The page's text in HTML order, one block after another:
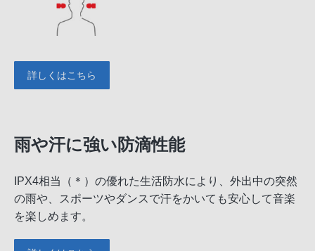
詳しくはこちら
雨や汗に強い防滴性能
IPX4相当（＊）の優れた生活防水により、外出中の突然
の雨や、スポーツやダンスで汗をかいても安心して音楽
を楽しめます。